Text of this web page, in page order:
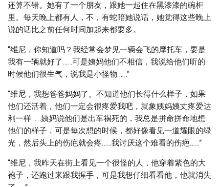
还算不错。她有了一个朋友，跟她一起住在黑漆漆的碗柜
里。每天晚上都有人，不，有蛇陪她说话，她觉得这些晚上
说的话比之前任何时间加起来都要多。
“维尼，你知道吗？我经常会梦见一辆会飞的摩托车，要是
我有一辆就好了……可是姨妈他们不相信，我说给他们听的
时候他们很生气，说我是小怪物……”
“维尼，我想爸爸妈妈了。不知道他们长得什么样子，如果
他们还活着，他们一定会很疼爱我吧，就象姨妈姨丈疼爱达
利一样……姨妈说他们是出车祸死的，我总是拼命拼命地想
他们的样子，可是每次想的时候，都好像看见一道耀眼的绿
光，然后头上的伤疤就会疼……我讨厌这个难看的伤疤……”
“维尼，我昨天在街上看见一个很怪的人，他穿着紫色的大
袍子，还跑过来跟我握手，可是我想仔细看看他，他就消失